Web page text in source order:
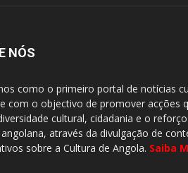
NÓS
como o primeiro portal de notícias
com o objectivo de promover acções
cultural, cidadania e o
através da divulgação de
sobre a Cultura de Angola. Saiba